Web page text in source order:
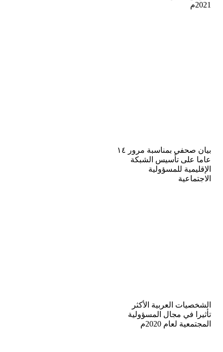
2021م
بيان صحفي بمناسبة مرور ١٤
عاما على تأسيس الشبكة
الإقليمية للمسؤولية
الاجتماعية
الشخصيات العربية الأكثر
تأثيرا في مجال المسؤولية
المجتمعية لعام 2020م